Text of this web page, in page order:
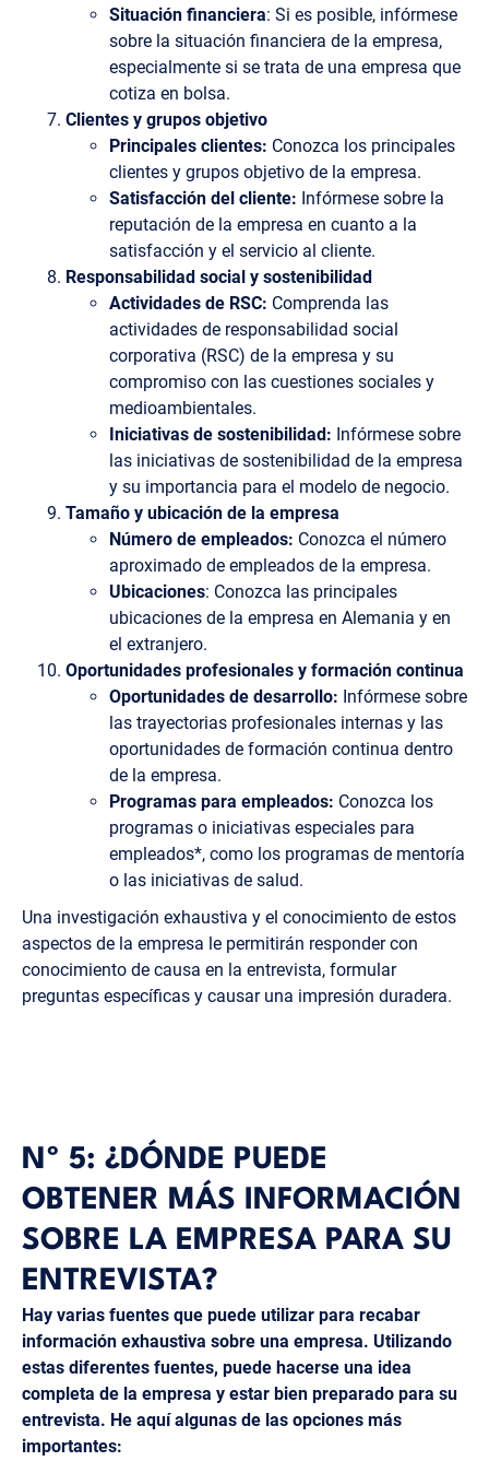
Situación financiera: Si es posible, infórmese
sobre la situación financiera de la empresa,
especialmente si se trata de una empresa que
cotiza en bolsa.
Clientes y grupos objetivo
Principales clientes: Conozca los principales
clientes y grupos objetivo de la empresa.
Satisfacción del cliente: Infórmese sobre la
reputación de la empresa en cuanto a la
satisfacción y el servicio al cliente.
Responsabilidad social y sostenibilidad
Actividades de RSC: Comprenda las
actividades de responsabilidad social
corporativa (RSC) de la empresa y su
compromiso con las cuestiones sociales y
medioambientales.
Iniciativas de sostenibilidad: Infórmese sobre
las iniciativas de sostenibilidad de la empresa
y su importancia para el modelo de negocio.
Tamaño y ubicación de la empresa
Número de empleados: Conozca el número
aproximado de empleados de la empresa.
Ubicaciones: Conozca las principales
ubicaciones de la empresa en Alemania y en
el extranjero.
Oportunidades profesionales y formación continua
Oportunidades de desarrollo: Infórmese sobre
las trayectorias profesionales internas y las
oportunidades de formación continua dentro
de la empresa.
Programas para empleados: Conozca los
programas o iniciativas especiales para
empleados*, como los programas de mentoría
o las iniciativas de salud.
Una investigación exhaustiva y el conocimiento de estos
aspectos de la empresa le permitirán responder con
conocimiento de causa en la entrevista, formular
preguntas específicas y causar una impresión duradera.
Nº 5: ¿DÓNDE PUEDE
OBTENER MÁS INFORMACIÓN
SOBRE LA EMPRESA PARA SU
ENTREVISTA?
Hay varias fuentes que puede utilizar para recabar
información exhaustiva sobre una empresa. Utilizando
estas diferentes fuentes, puede hacerse una idea
completa de la empresa y estar bien preparado para su
entrevista. He aquí algunas de las opciones más
importantes: